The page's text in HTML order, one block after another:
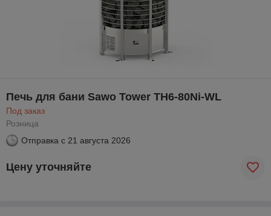
Печь для бани Sawo Tower TH6-80Ni-WL
Под заказ
Розница
Отправка с 21 августа 2026
Цену уточняйте